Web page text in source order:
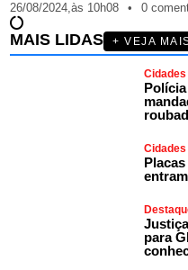
26/08/2024,às 10h08 • 0
MAIS LIDAS + VEJA
Cidades
Cidades
para